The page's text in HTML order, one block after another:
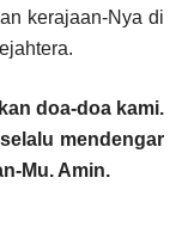
kerajaan-Nya di
doa-doa kami.
mendengar
Mu. Amin.